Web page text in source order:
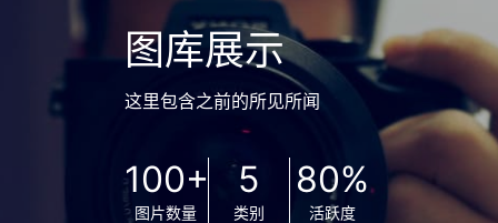
图库展示
这里包含之前的所见所闻
100+
图片数量
5
类别
80%
活跃度